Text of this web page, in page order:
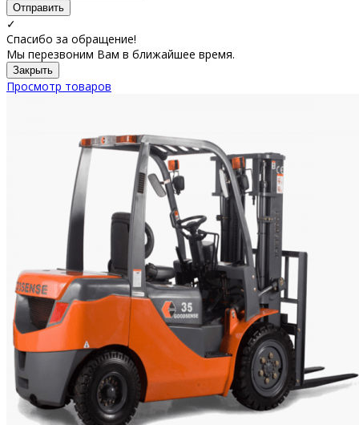
Отправить
✓
Спасибо за обращение!
Мы перезвоним Вам в ближайшее время.
Закрыть
Просмотр товаров